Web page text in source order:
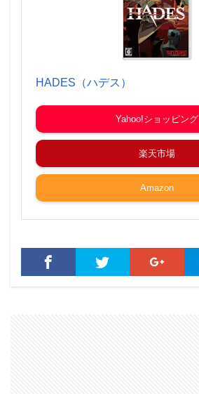
HADES（ハデス）
Yahoo!ショッピング
楽天市場
Amazon